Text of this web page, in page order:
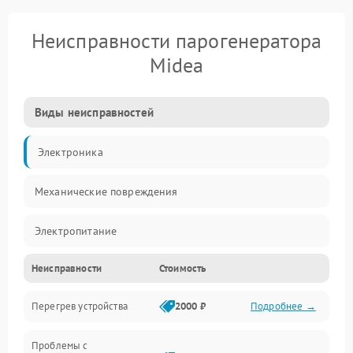
Неисправности парогенератора
Midea
Виды неисправностей
Электроника
Механические повреждения
Электропитание
Парообразование
Герметичность
Механика
Неисправности Стоимость
Перегрев устройства 2000 ₽ Подробнее →
Проблемы с